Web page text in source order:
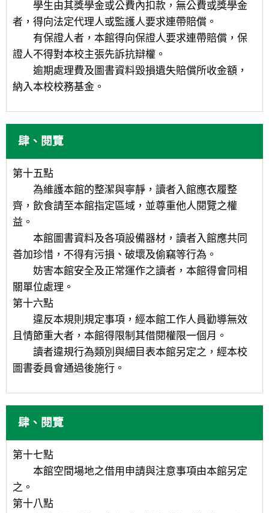
學生由其獎學金或公費內扣款，無公費或獎學金
者，得向法定代理人或監護人要求連帶賠償。
有保證人者，本館得向保證人要求連帶賠償，保
證人不得對本校主張先訴抗辯權。
逾期處理費及圖書資料毀損遺失賠償所收金額，
納入本校校務基金。
肆、閱覽
第十五點
為維護本館的整潔與寧靜，讀者入館應衣履整
齊，飲食請至本館指定區域，並尊重他人閱覽之權
益。
本館圖書資料及各項設備器材，讀者入館應共同
善加珍惜，不得有污損、破壞及偷竊等行為。
妨害本館安全及正常運作之讀者，本館得會同相
關單位處理。
第十六點
違反本規則規定事項，經本館工作人員勸導無效
且情節重大者，本館得限制其借閱權限一個月。
讀者違規行為類別與細目表本館另定之，經本校
圖書委員會通過後施行。
肆、閱覽
第十七點
本館空間場地之借用申請與注意事項由本館另定
之。
第十八點